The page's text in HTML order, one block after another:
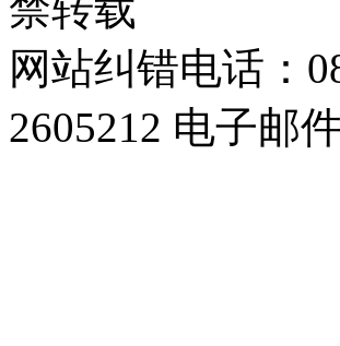
网站纠错电话：
2605212 电子邮